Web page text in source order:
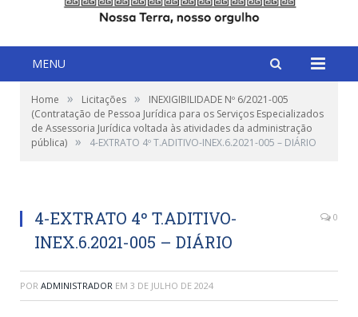
MENU
Home » Licitações »
INEXIGIBILIDADE Nº 6/2021-005
(Contratação de Pessoa Jurídica para os Serviços Especializados
de Assessoria Jurídica voltada às atividades da administração
pública) » 4-EXTRATO 4º T.ADITIVO-INEX.6.2021-005 – DIÁRIO
4-EXTRATO 4º T.ADITIVO-
INEX.6.2021-005 – DIÁRIO
0
POR ADMINISTRADOR EM 3 DE JULHO DE 2024